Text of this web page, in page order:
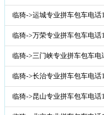
临猗->运城专业拼车包车电话
临猗->万荣专业拼车包车电话
临猗->三门峡专业拼车包车电
临猗->长治专业拼车包车电话
临猗->昆山专业拼车包车电话